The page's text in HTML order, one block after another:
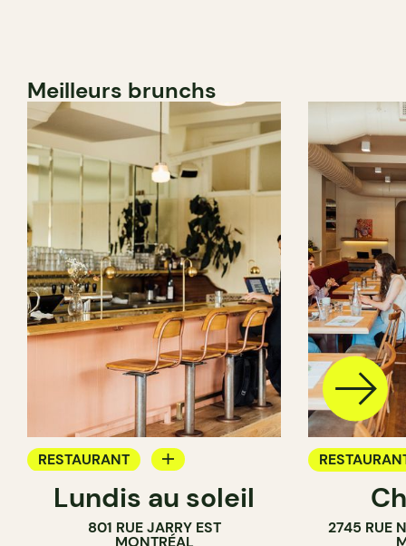
Meilleurs brunchs
RESTAURANT
BAR À VIN
Lundis au soleil
801 RUE JARRY EST
MONTRÉAL
2745 RUE